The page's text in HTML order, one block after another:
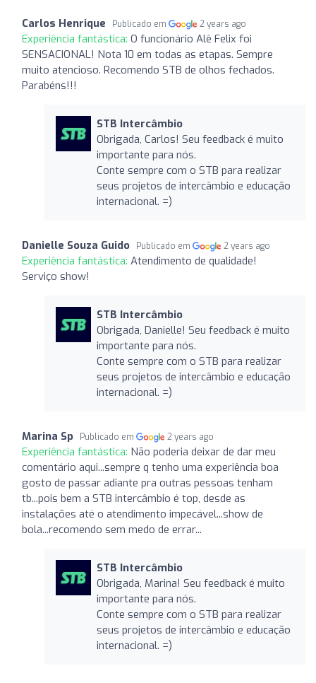
Carlos Henrique Publicado em 2 years ago
Experiência fantástica: O funcionário Alê Felix foi
SENSACIONAL! Nota 10 em todas as etapas. Sempre
muito atencioso. Recomendo STB de olhos fechados.
Parabéns!!!
STB Intercâmbio
Obrigada, Carlos! Seu feedback é muito
importante para nós.
Conte sempre com o STB para realizar
seus projetos de intercâmbio e educação
internacional. =)
Danielle Souza Guido Publicado em 2 years ago
Experiência fantástica: Atendimento de qualidade!
Serviço show!
STB Intercâmbio
Obrigada, Danielle! Seu feedback é muito
importante para nós.
Conte sempre com o STB para realizar
seus projetos de intercâmbio e educação
internacional. =)
Marina Sp Publicado em 2 years ago
Experiência fantástica: Não poderia deixar de dar meu
comentário aqui...sempre q tenho uma experiência boa
gosto de passar adiante pra outras pessoas tenham
tb...pois bem a STB intercâmbio é top, desde as
instalações até o atendimento impecável...show de
bola...recomendo sem medo de errar...
STB Intercâmbio
Obrigada, Marina! Seu feedback é muito
importante para nós.
Conte sempre com o STB para realizar
seus projetos de intercâmbio e educação
internacional. =)